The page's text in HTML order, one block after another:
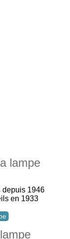
lampe
depuis 1946
en 1933